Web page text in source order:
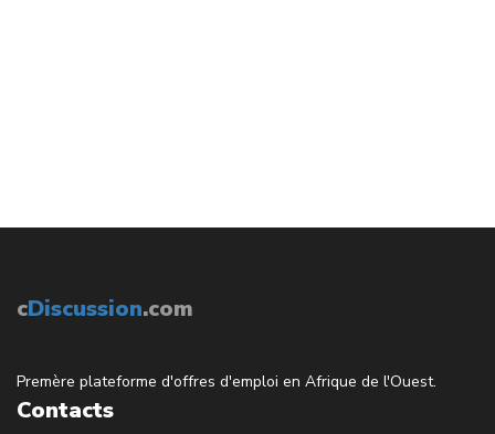
cDiscussion.com
Premère plateforme d'offres d'emploi en Afrique de l'Ouest.
Contacts